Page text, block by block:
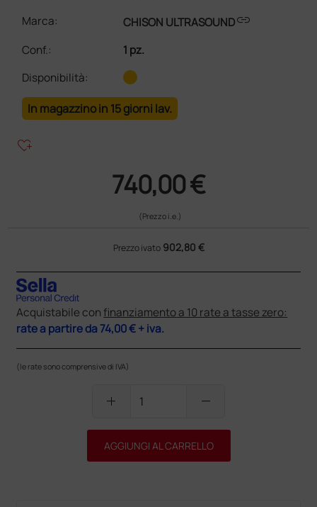
Marca:
CHISON ULTRASOUNDlink
Conf.:
1 pz.
Disponibilità:
In magazzino in 15 giorni lav.
heart_plus
740,00 €
(Prezzo i.e.)
Prezzo ivato 902,80 €
Acquistabile con finanziamento a 10 rate a tasse zero:
rate a partire da74,00 €+ iva.
(le rate sono comprensive di IVA)
add remove
AGGIUNGI AL CARRELLO